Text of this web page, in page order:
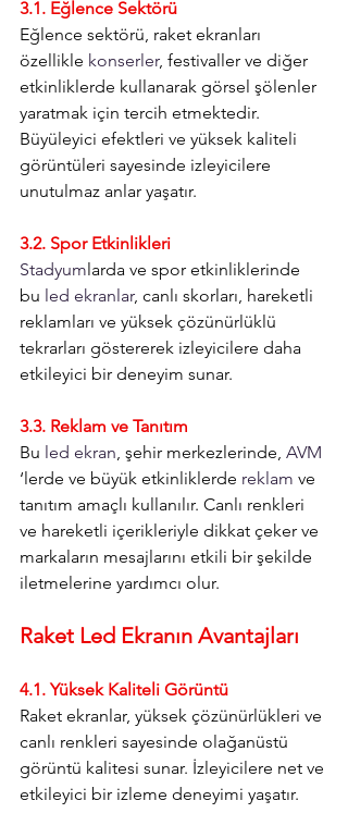
3.1. Eğlence Sektörü
Eğlence sektörü, raket ekranları
özellikle konserler, festivaller ve diğer
etkinliklerde kullanarak görsel şölenler
yaratmak için tercih etmektedir.
Büyüleyici efektleri ve yüksek kaliteli
görüntüleri sayesinde izleyicilere
unutulmaz anlar yaşatır.
3.2. Spor Etkinlikleri
Stadyumlarda ve spor etkinliklerinde
bu led ekranlar, canlı skorları, hareketli
reklamları ve yüksek çözünürlüklü
tekrarları göstererek izleyicilere daha
etkileyici bir deneyim sunar.
3.3. Reklam ve Tanıtım
Bu led ekran , şehir merkezlerinde, AVM
‘lerde ve büyük etkinliklerde reklam ve
tanıtım amaçlı kullanılır. Canlı renkleri
ve hareketli içerikleriyle dikkat çeker ve
markaların mesajlarını etkili bir şekilde
iletmelerine yardımcı olur.
Raket Led Ekranın Avantajları
4.1. Yüksek Kaliteli Görüntü
Raket ekranlar, yüksek çözünürlükleri ve
canlı renkleri sayesinde olağanüstü
görüntü kalitesi sunar. İzleyicilere net ve
etkileyici bir izleme deneyimi yaşatır.